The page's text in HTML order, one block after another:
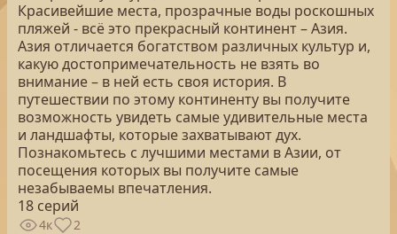
Красивейшие места, прозрачные воды роскошных
пляжей - всё это прекрасный континент – Азия.
Азия отличается богатством различных культур и,
какую достопримечательность не взять во
внимание – в ней есть своя история. В
путешествии по этому континенту вы получите
возможность увидеть самые удивительные места
и ландшафты, которые захватывают дух.
Познакомьтесь с лучшими местами в Азии, от
посещения которых вы получите самые
незабываемы впечатления.
18 серий
4к 2